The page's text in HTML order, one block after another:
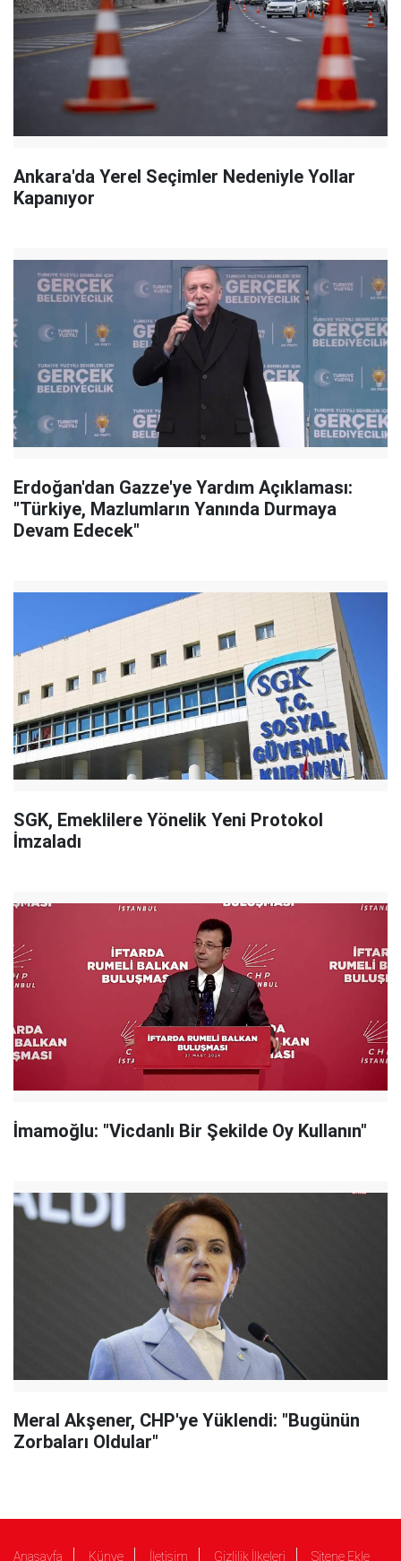
Ankara'da Yerel Seçimler Nedeniyle Yollar
Kapanıyor
Erdoğan'dan Gazze'ye Yardım Açıklaması:
"Türkiye, Mazlumların Yanında Durmaya
Devam Edecek"
SGK, Emeklilere Yönelik Yeni Protokol
İmzaladı
İmamoğlu: "Vicdanlı Bir Şekilde Oy Kullanın"
Meral Akşener, CHP'ye Yüklendi: "Bugünün
Zorbaları Oldular"
Anasayfa Künye İletişim Gizlilik İlkeleri Sitene Ekle